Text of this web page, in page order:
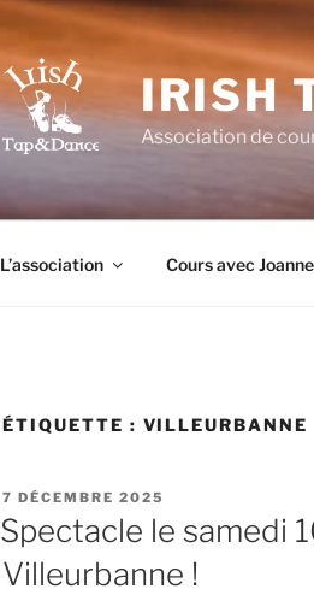
IRISH
Association de
L’association Cours avec
ÉTIQUETTE : VILLEURBANNE
PUBLIÉ
LE
7 DÉCEMBRE 2025
Spectacle le samedi
Villeurbanne !